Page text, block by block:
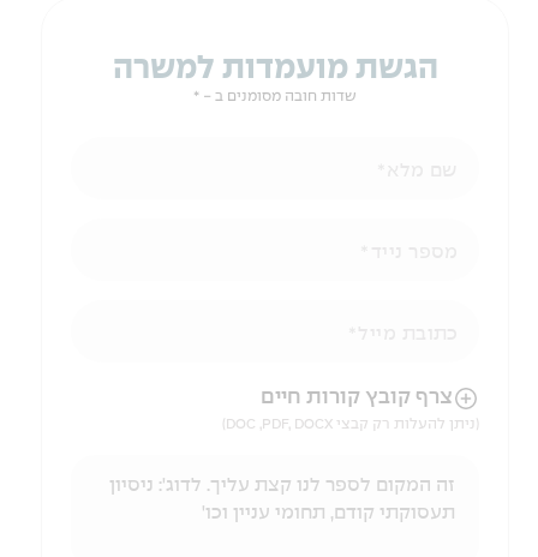
הגשת מועמדות למשרה
שדות חובה מסומנים ב - *
הניווט לאחר העלאת הקובץ באמצעות מקש ה-TAB
צרף קובץ קורות חיים
(ניתן להעלות רק קבצי DOC ,PDF, DOCX)